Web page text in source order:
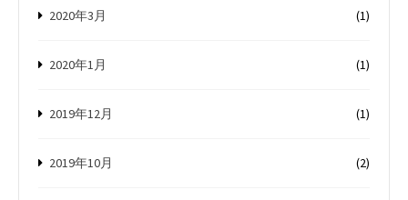
2020年3月 (1)
2020年1月 (1)
2019年12月 (1)
2019年10月 (2)